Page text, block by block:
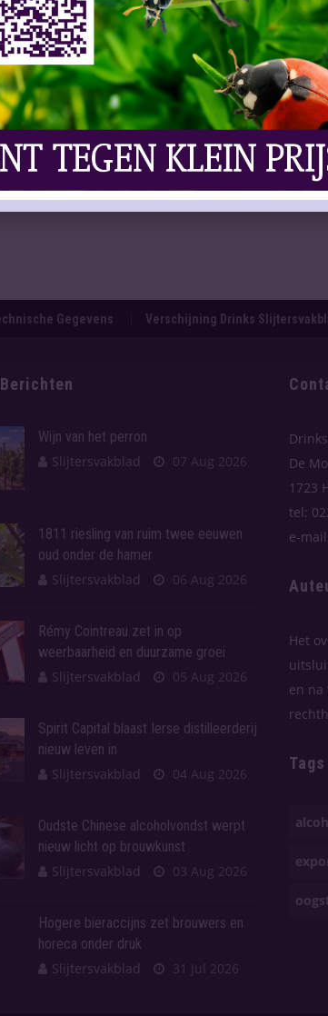
wijnverzamelaar had ook een
wat het kost in ‘home-town’
Gegevens Verschijning Drinks
Wijn van het perron
Slijtersvakblad
07 Aug 2026
1811 riesling van ruim twee eeuwen
oud onder de hamer
Slijtersvakblad
06 Aug 2026
Rémy Cointreau zet in op
weerbaarheid en duurzame groei
Slijtersvakblad
05 Aug 2026
Spirit Capital blaast Ierse distilleerderij
nieuw leven in
Slijtersvakblad
04 Aug 2026
Oudste Chinese alcoholvondst werpt
nieuw licht op brouwkunst
Slijtersvakblad
03 Aug 2026
Hogere bieraccijns zet brouwers en
horeca onder druk
Slijtersvakblad
31 Jul 2026
De
1723
tel:
e-
Het
en na
Tags